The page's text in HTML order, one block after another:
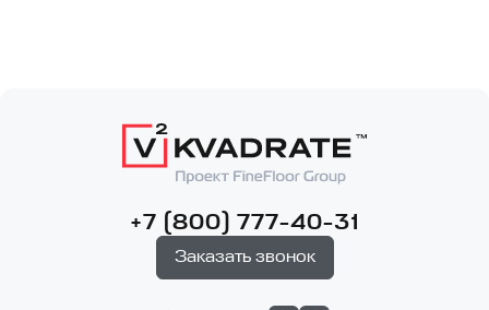
+7 (800) 777-40-31
Заказать звонок